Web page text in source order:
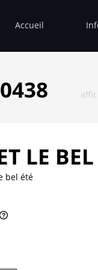
Accueil
LE BEL
bel été